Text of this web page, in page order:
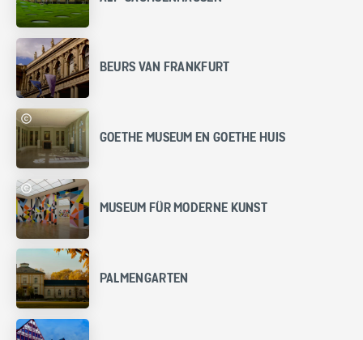
BEURS VAN FRANKFURT
GOETHE MUSEUM EN GOETHE HUIS
MUSEUM FÜR MODERNE KUNST
PALMENGARTEN